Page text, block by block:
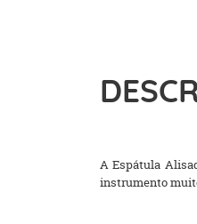
A Espátula
instrumento